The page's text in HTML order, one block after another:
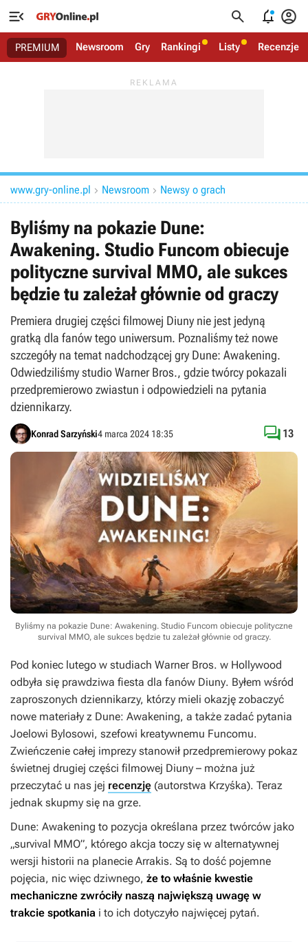
   
PREMIUM Newsroom Gry Rankingi Listy Recenzje
www.gry-online.pl  Newsroom  Newsy o grach
Byliśmy na pokazie Dune:
Awakening. Studio Funcom obiecuje
polityczne survival MMO, ale sukces
będzie tu zależał głównie od graczy
Premiera drugiej części filmowej Diuny nie jest jedyną
gratką dla fanów tego uniwersum. Poznaliśmy też nowe
szczegóły na temat nadchodzącej gry Dune: Awakening.
Odwiedziliśmy studio Warner Bros., gdzie twórcy pokazali
przedpremierowo zwiastun i odpowiedzieli na pytania
dziennikarzy.
Konrad Sarzyński4 marca 2024 18:35  13
Byliśmy na pokazie Dune: Awakening. Studio Funcom obiecuje polityczne
survival MMO, ale sukces będzie tu zależał głównie od graczy.
Pod koniec lutego w studiach Warner Bros. w Hollywood
odbyła się prawdziwa fiesta dla fanów Diuny. Byłem wśród
zaproszonych dziennikarzy, którzy mieli okazję zobaczyć
nowe materiały z Dune: Awakening, a także zadać pytania
Joelowi Bylosowi, szefowi kreatywnemu Funcomu.
Zwieńczenie całej imprezy stanowił przedpremierowy pokaz
świetnej drugiej części filmowej Diuny – można już
przeczytać u nas jej recenzję (autorstwa Krzyśka). Teraz
jednak skupmy się na grze.
Dune: Awakening to pozycja określana przez twórców jako
„survival MMO”, którego akcja toczy się w alternatywnej
wersji historii na planecie Arrakis. Są to dość pojemne
pojęcia, nic więc dziwnego, że to właśnie kwestie
mechaniczne zwróciły naszą największą uwagę w
trakcie spotkania i to ich dotyczyło najwięcej pytań.